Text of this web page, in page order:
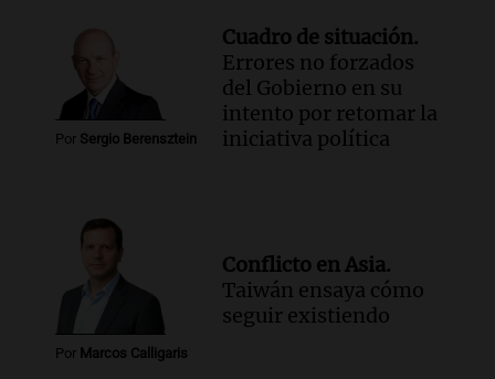
Por Sergio Berensztein
Cuadro de situación.
Errores no forzados
del Gobierno en su
intento por retomar la
iniciativa política
Por Marcos Calligaris
Conflicto en Asia.
Taiwán ensaya cómo
seguir existiendo